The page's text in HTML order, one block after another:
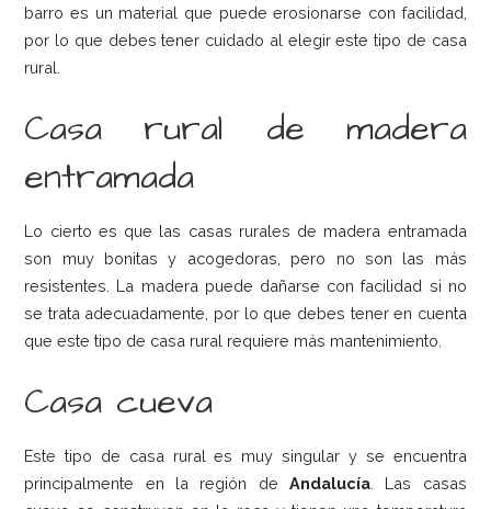
barro es un material que puede erosionarse con facilidad,
por lo que debes tener cuidado al elegir este tipo de casa
rural.
Casa rural de madera
entramada
Lo cierto es que las casas rurales de madera entramada
son muy bonitas y acogedoras, pero no son las más
resistentes. La madera puede dañarse con facilidad si no
se trata adecuadamente, por lo que debes tener en cuenta
que este tipo de casa rural requiere más mantenimiento.
Casa cueva
Este tipo de casa rural es muy singular y se encuentra
principalmente en la región deAndalucía . Las casas